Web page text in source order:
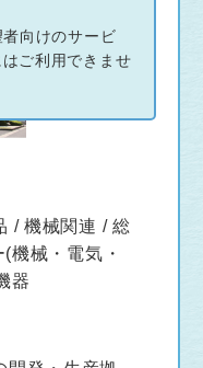
向けのサービ
ご利用できませ
/ 機械関連 / 総
機械・電気・
器